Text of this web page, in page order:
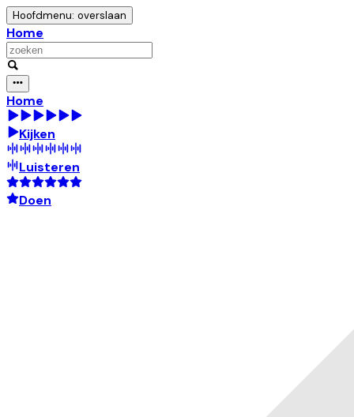
Hoofdmenu: overslaan
Home
Home
Kijken
Luisteren
Doen